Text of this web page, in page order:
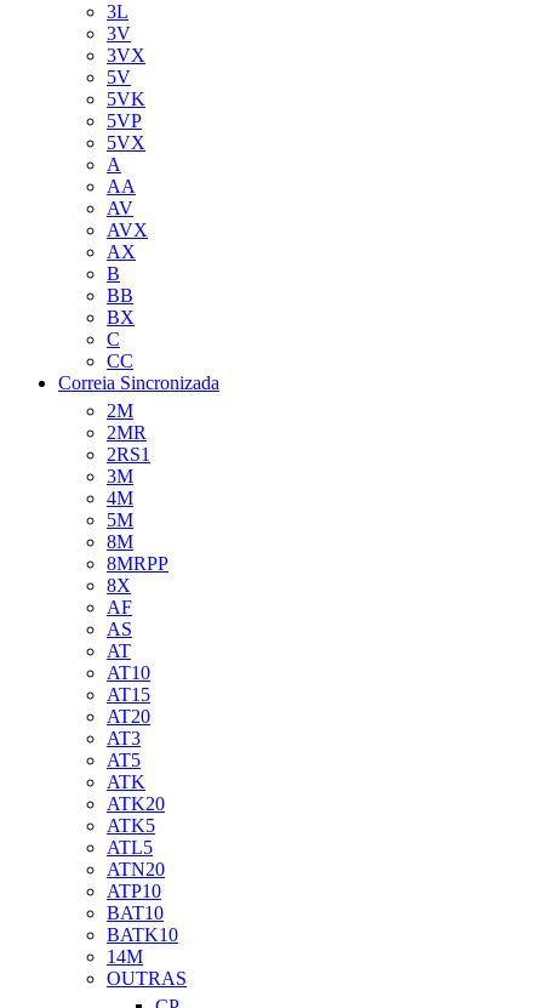
3L
3V
3VX
5V
5VK
5VP
5VX
A
AA
AV
AVX
AX
B
BB
BX
C
CC
Correia Sincronizada
2M
2MR
2RS1
3M
4M
5M
8M
8MRPP
8X
AF
AS
AT
AT10
AT15
AT20
AT3
AT5
ATK
ATK20
ATK5
ATL5
ATN20
ATP10
BAT10
BATK10
14M
OUTRAS